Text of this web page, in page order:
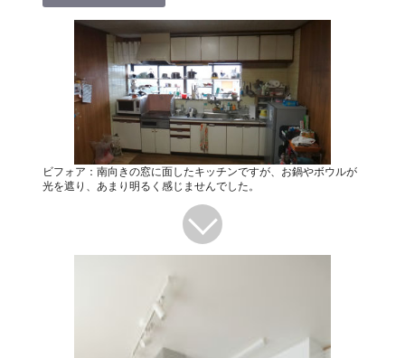
ビフォア：南向きの窓に面したキッチンですが、お鍋やボウルが
光を遮り、あまり明るく感じませんでした。